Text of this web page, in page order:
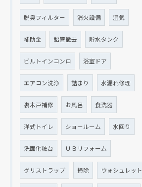
脱臭フィルター 消火設備 湿気
補助金 鉛管撤去 貯水タンク
ビルトインコンロ 浴室ドア
エアコン洗浄 詰まり 水漏れ修理
裏木戸補修 お風呂 食洗器
洋式トイレ ショールーム 水回り
洗面化粧台 ＵＢリフォーム
グリストラップ 掃除 ウォシュレット